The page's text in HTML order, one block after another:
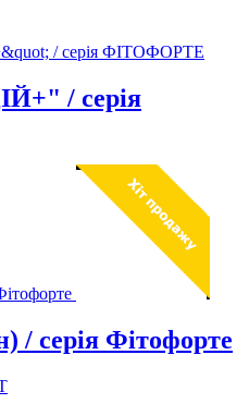
/ серія
/ серія Фітофорте